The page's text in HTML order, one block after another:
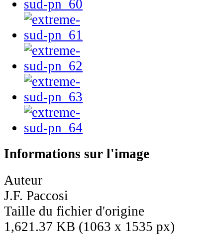
Informations sur l'image
Auteur
J.F. Paccosi
Taille du fichier d'origine
1,621.37 KB (1063 x 1535 px)